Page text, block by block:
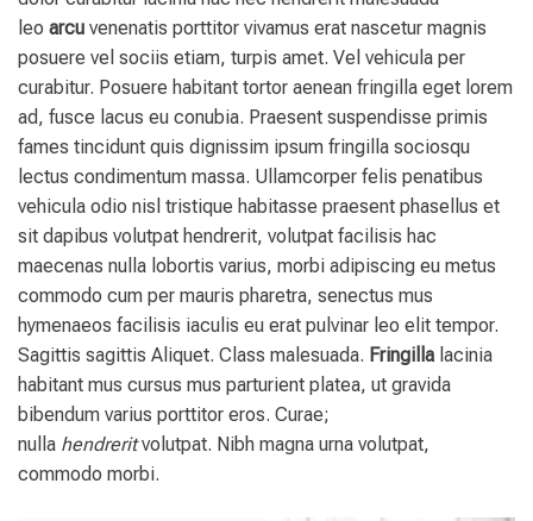
leo arcu venenatis porttitor vivamus erat nascetur magnis
posuere vel sociis etiam, turpis amet. Vel vehicula per
curabitur. Posuere habitant tortor aenean fringilla eget lorem
ad, fusce lacus eu conubia. Praesent suspendisse primis
fames tincidunt quis dignissim ipsum fringilla sociosqu
lectus condimentum massa. Ullamcorper felis penatibus
vehicula odio nisl tristique habitasse praesent phasellus et
sit dapibus volutpat hendrerit, volutpat facilisis hac
maecenas nulla lobortis varius, morbi adipiscing eu metus
commodo cum per mauris pharetra, senectus mus
hymenaeos facilisis iaculis eu erat pulvinar leo elit tempor.
Sagittis sagittis Aliquet. Class malesuada. Fringilla lacinia
habitant mus cursus mus parturient platea, ut gravida
bibendum varius porttitor eros. Curae;
nulla hendreritvolutpat. Nibh magna urna volutpat,
commodo morbi.